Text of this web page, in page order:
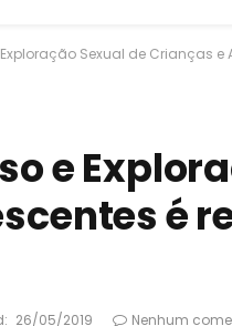
Sexual de Crianças
e
é
26/05/2019 Nenhum